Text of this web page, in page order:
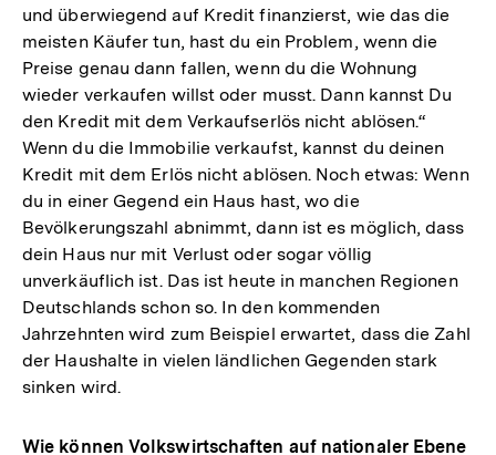
und überwiegend auf Kredit finanzierst, wie das die
meisten Käufer tun, hast du ein Problem, wenn die
Preise genau dann fallen, wenn du die Wohnung
wieder verkaufen willst oder musst. Dann kannst Du
den Kredit mit dem Verkaufserlös nicht ablösen.“
Wenn du die Immobilie verkaufst, kannst du deinen
Kredit mit dem Erlös nicht ablösen. Noch etwas: Wenn
du in einer Gegend ein Haus hast, wo die
Bevölkerungszahl abnimmt, dann ist es möglich, dass
dein Haus nur mit Verlust oder sogar völlig
unverkäuflich ist. Das ist heute in manchen Regionen
Deutschlands schon so. In den kommenden
Jahrzehnten wird zum Beispiel erwartet, dass die Zahl
der Haushalte in vielen ländlichen Gegenden stark
sinken wird.
Wie können Volkswirtschaften auf nationaler Ebene